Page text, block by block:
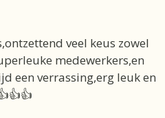
veel keus zowel
medewerkers,en
een verrassing,erg leuk en